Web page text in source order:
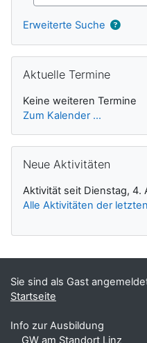
Erweiterte Suche
Aktuelle Termine
Keine weiteren Termine
Zum Kalender ...
Neue Aktivitäten
Aktivität seit Dienstag, 4.
Alle Aktivitäten der
Sie sind als Gast
Startseite
Info zur Ausbildung
GW am Standort Linz